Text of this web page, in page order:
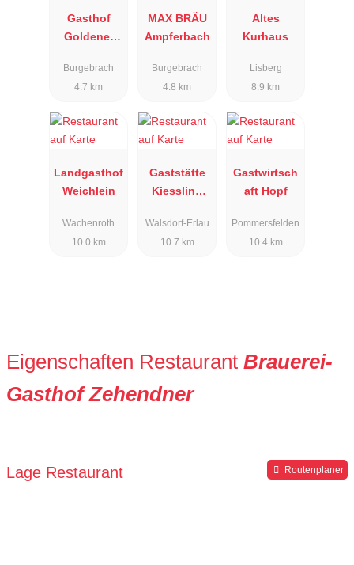
Gasthof
Goldener
Burgebrach
4.7 km
MAX BRÄU
Ampferbach
Burgebrach
4.8 km
Altes
Kurhaus
Lisberg
8.9 km
Landgasthof
Weichlein
Wachenroth
10.0 km
Gaststätte
Kiessling
Walsdorf-Erlau
10.7 km
Gastwirtsch
aft Hopf
Pommersfelden
10.4 km
Eigenschaften Restaurant Brauerei-
Gasthof Zehendner
Lage Restaurant Routenplaner